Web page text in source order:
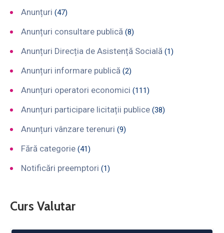
Anunțuri (47)
Anunțuri consultare publică (8)
Anunțuri Direcția de Asistență Socială (1)
Anunțuri informare publică (2)
Anunțuri operatori economici (111)
Anunțuri participare licitații publice (38)
Anunțuri vânzare terenuri (9)
Fără categorie (41)
Notificări preemptori (1)
Curs Valutar